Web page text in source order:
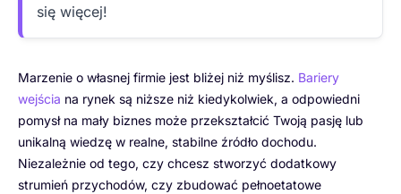
się więcej!
Marzenie o własnej firmie jest bliżej niż myślisz. Bariery
wejścia na rynek są niższe niż kiedykolwiek, a odpowiedni
pomysł na mały biznes może przekształcić Twoją pasję lub
unikalną wiedzę w realne, stabilne źródło dochodu.
Niezależnie od tego, czy chcesz stworzyć dodatkowy
strumień przychodów, czy zbudować pełnoetatowe